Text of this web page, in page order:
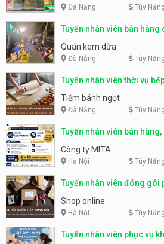
Đà Nẵng Tùy
Tuyển nhân viên bán hàng
Quán kem dừa
Đà Nẵng Tùy
Tuyển nhân viên thời vụ
Tiệm bánh ngọt
Đà Nẵng Tùy
Tuyển nhân viên bán
parttime, fulltime
Công ty MITA
Hà Nội Tùy
Tuyển nhân viên đóng
Shop online
Hà Nội Tùy
Tuyển nhân viên phục vụ